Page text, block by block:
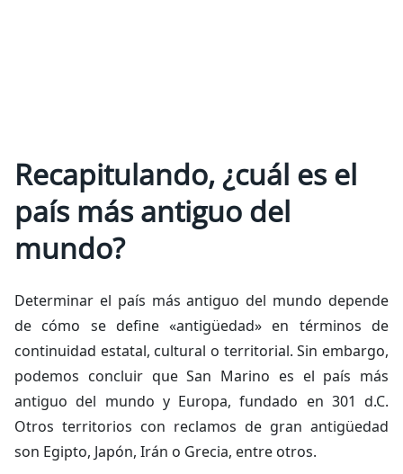
Recapitulando, ¿cuál es el
país más antiguo del
mundo?
Determinar el país más antiguo del mundo depende
de cómo se define «antigüedad» en términos de
continuidad estatal, cultural o territorial. Sin embargo,
podemos concluir que San Marino es el país más
antiguo del mundo y Europa, fundado en 301 d.C.
Otros territorios con reclamos de gran antigüedad
son Egipto, Japón, Irán o Grecia, entre otros.